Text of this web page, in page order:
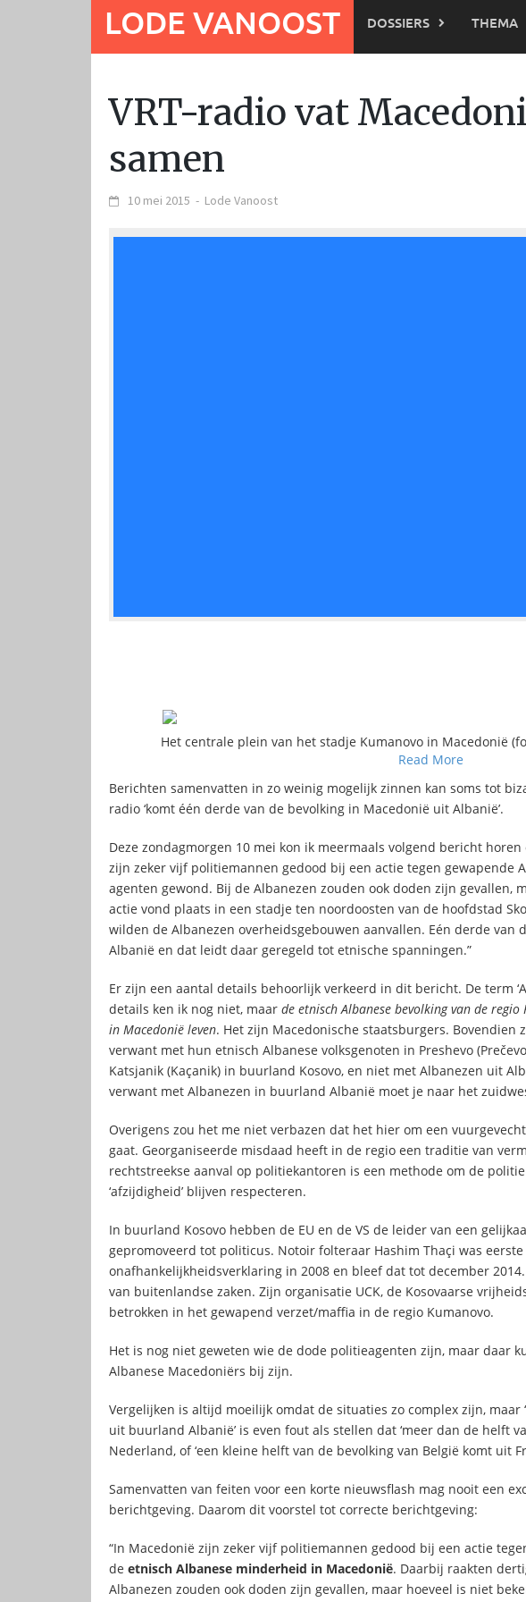
LODE VANOOST DOSSIERS THEMA
VRT-radio vat
samen
10 mei 2015 - Lode Vanoost
Het centrale plein van het stadje Kumanovo in Macedonië
Read More
Berichten samenvatten in zo weinig mogelijk zinnen kan soms tot
radio ‘komt één derde van de bevolking in Macedonië uit Albanië’.
Deze zondagmorgen 10 mei kon ik meermaals volgend bericht horen
zijn zeker vijf politiemannen gedood bij een actie tegen gewapende
agenten gewond. Bij de Albanezen zouden ook doden zijn gevallen,
actie vond plaats in een stadje ten noordoosten van de hoofdstad
wilden de Albanezen overheidsgebouwen aanvallen. Eén derde van
Albanië en dat leidt daar geregeld tot etnische spanningen.”
Er zijn een aantal details behoorlijk verkeerd in dit bericht. De term
details ken ik nog niet, maar de etnisch Albanese bevolking van de
in Macedonië leven. Het zijn Macedonische staatsburgers. Bovendien
verwant met hun etnisch Albanese volksgenoten in Preshevo
Katsjanik (Kaçanik) in buurland Kosovo, en niet met Albanezen uit
verwant met Albanezen in buurland Albanië moet je naar het
Overigens zou het me niet verbazen dat het hier om een
gaat. Georganiseerde misdaad heeft in de regio een traditie van
rechtstreekse aanval op politiekantoren is een methode om de
‘afzijdigheid’ blijven respecteren.
In buurland Kosovo hebben de EU en de VS de leider van een
gepromoveerd tot politicus. Notoir folteraar Hashim Thaçi was
onafhankelijkheidsverklaring in 2008 en bleef dat tot december
van buitenlandse zaken. Zijn organisatie UCK, de Kosovaarse
betrokken in het gewapend verzet/maffia in de regio Kumanovo.
Het is nog niet geweten wie de dode politieagenten zijn, maar daar
Albanese Macedoniërs bij zijn.
Vergelijken is altijd moeilijk omdat de situaties zo complex zijn, maar
uit buurland Albanië’ is even fout als stellen dat ‘meer dan de helft
Nederland, of ‘een kleine helft van de bevolking van België komt uit
Samenvatten van feiten voor een korte nieuwsflash mag nooit een
berichtgeving. Daarom dit voorstel tot correcte berichtgeving:
“In Macedonië zijn zeker vijf politiemannen gedood bij een actie
de etnisch Albanese minderheid in Macedonië. Daarbij raakten
Albanezen zouden ook doden zijn gevallen, maar hoeveel is niet